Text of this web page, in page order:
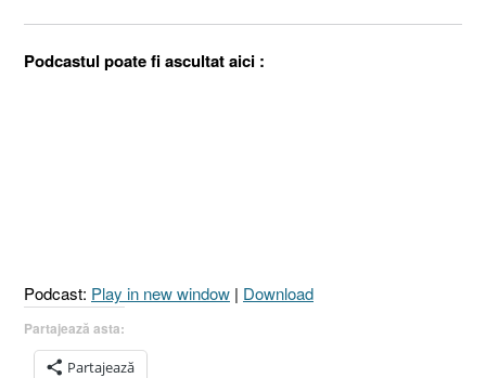
Podcastul poate fi ascultat aici :
Podcast: Play in new window | Download
Partajează asta:
Partajează